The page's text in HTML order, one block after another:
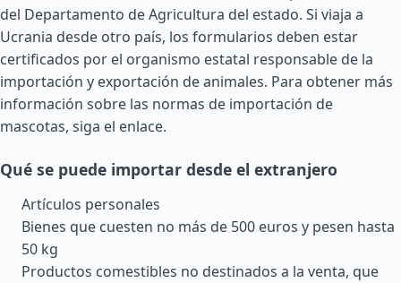
del Departamento de Agricultura del estado. Si viaja a
Ucrania desde otro país, los formularios deben estar
certificados por el organismo estatal responsable de la
importación y exportación de animales. Para obtener más
información sobre las normas de importación de
mascotas, siga el enlace.
Qué se puede importar desde el extranjero
Artículos personales
Bienes que cuesten no más de 500 euros y pesen hasta
50 kg
Productos comestibles no destinados a la venta, que